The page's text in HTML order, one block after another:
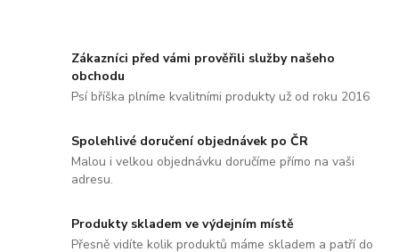
Zákazníci před vámi prověřili služby našeho
obchodu
Psí bříška plníme kvalitními produkty už od roku 2016
Spolehlivé doručení objednávek po ČR
Malou i velkou objednávku doručíme přímo na vaši
adresu.
Produkty skladem ve výdejním místě
Přesně vidíte kolik produktů máme skladem a patří do